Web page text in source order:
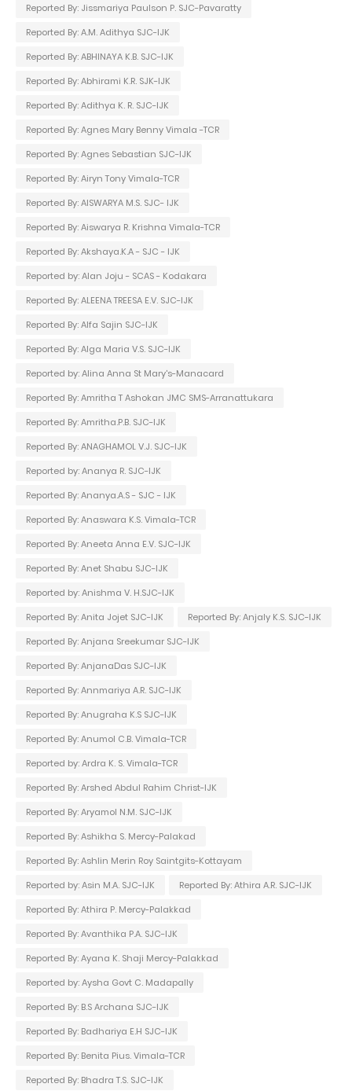
Reported By: Jissmariya Paulson P. SJC-Pavaratty
Reported By: A.M. Adithya SJC-IJK
Reported By: ABHINAYA K.B. SJC-IJK
Reported By: Abhirami K.R. SJK-IJK
Reported By: Adithya K. R. SJC-IJK
Reported By: Agnes Mary Benny Vimala -TCR
Reported By: Agnes Sebastian SJC-IJK
Reported By: Airyn Tony Vimala-TCR
Reported By: AISWARYA M.S. SJC- IJK
Reported By: Aiswarya R. Krishna Vimala-TCR
Reported By: Akshaya.K.A - SJC - IJK
Reported by: Alan Joju - SCAS - Kodakara
Reported By: ALEENA TREESA E.V. SJC-IJK
Reported By: Alfa Sajin SJC-IJK
Reported By: Alga Maria V.S. SJC-IJK
Reported by: Alina Anna St Mary's-Manacard
Reported By: Amritha T Ashokan JMC SMS-Arranattukara
Reported By: Amritha.P.B. SJC-IJK
Reported By: ANAGHAMOL V.J. SJC-IJK
Reported by: Ananya R. SJC-IJK
Reported By: Ananya.A.S - SJC - IJK
Reported By: Anaswara K.S. Vimala-TCR
Reported By: Aneeta Anna E.V. SJC-IJK
Reported By: Anet Shabu SJC-IJK
Reported by: Anishma V. H.SJC-IJK
Reported By: Anita Jojet SJC-IJK
Reported By: Anjaly K.S. SJC-IJK
Reported By: Anjana Sreekumar SJC-IJK
Reported By: AnjanaDas SJC-IJK
Reported By: Annmariya A.R. SJC-IJK
Reported By: Anugraha K.S SJC-IJK
Reported By: Anumol C.B. Vimala-TCR
Reported by: Ardra K. S. Vimala-TCR
Reported By: Arshed Abdul Rahim Christ-IJK
Reported By: Aryamol N.M. SJC-IJK
Reported By: Ashikha S. Mercy-Palakad
Reported By: Ashlin Merin Roy Saintgits-Kottayam
Reported by: Asin M.A. SJC-IJK
Reported By: Athira A.R. SJC-IJK
Reported By: Athira P. Mercy-Palakkad
Reported By: Avanthika P.A. SJC-IJK
Reported By: Ayana K. Shaji Mercy-Palakkad
Reported by: Aysha Govt C. Madapally
Reported By: B.S Archana SJC-IJK
Reported By: Badhariya E.H SJC-IJK
Reported By: Benita Pius. Vimala-TCR
Reported By: Bhadra T.S. SJC-IJK